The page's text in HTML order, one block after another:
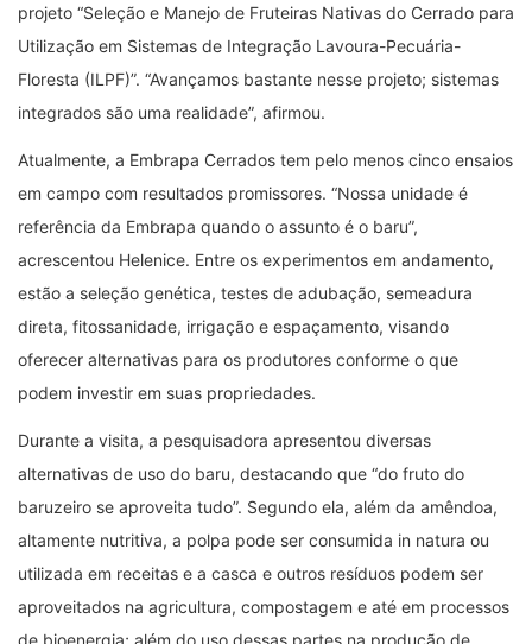
projeto “Seleção e Manejo de Fruteiras Nativas do Cerrado para
Utilização em Sistemas de Integração Lavoura-Pecuária-
Floresta (ILPF)”. “Avançamos bastante nesse projeto; sistemas
integrados são uma realidade”, afirmou.
Atualmente, a Embrapa Cerrados tem pelo menos cinco ensaios
em campo com resultados promissores. “Nossa unidade é
referência da Embrapa quando o assunto é o baru”,
acrescentou Helenice. Entre os experimentos em andamento,
estão a seleção genética, testes de adubação, semeadura
direta, fitossanidade, irrigação e espaçamento, visando
oferecer alternativas para os produtores conforme o que
podem investir em suas propriedades.
Durante a visita, a pesquisadora apresentou diversas
alternativas de uso do baru, destacando que “do fruto do
baruzeiro se aproveita tudo”. Segundo ela, além da amêndoa,
altamente nutritiva, a polpa pode ser consumida in natura ou
utilizada em receitas e a casca e outros resíduos podem ser
aproveitados na agricultura, compostagem e até em processos
de bioenergia; além do uso dessas partes na produção de